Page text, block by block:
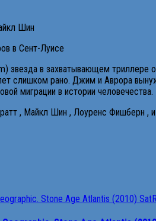
Шин
в Сент-Луисе
в захватывающем триллере
слишком рано. Джим и Аврора
миграции в истории человечества.
, Майкл Шин , Лоуренс Фишберн ,